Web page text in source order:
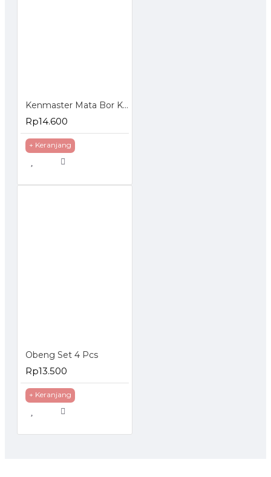
Kenmaster Mata Bor Kayu Drill Bit 13 Pcs
Rp14.600
+ Keranjang
Obeng Set 4 Pcs
Rp13.500
+ Keranjang